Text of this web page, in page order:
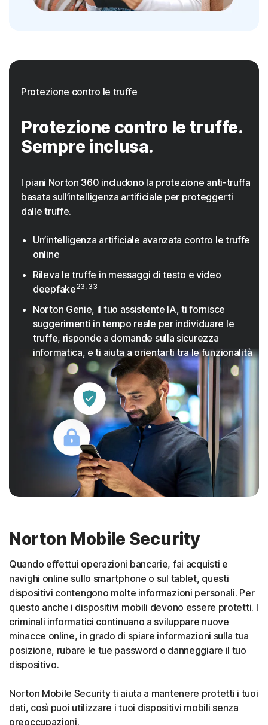
Protezione contro le truffe
Protezione contro le truffe.
Sempre inclusa.
I piani Norton 360 includono la protezione anti-truffa
basata sull’intelligenza artificiale per proteggerti
dalle truffe.
Un’intelligenza artificiale avanzata contro le truffe
online
Rileva le truffe in messaggi di testo e video
deepfake23, 33
Norton Genie, il tuo assistente IA, ti fornisce
suggerimenti in tempo reale per individuare le
truffe, risponde a domande sulla sicurezza
informatica, e ti aiuta a orientarti tra le funzionalità
Norton Mobile Security
Quando effettui operazioni bancarie, fai acquisti e
navighi online sullo smartphone o sul tablet, questi
dispositivi contengono molte informazioni personali. Per
questo anche i dispositivi mobili devono essere protetti. I
criminali informatici continuano a sviluppare nuove
minacce online, in grado di spiare informazioni sulla tua
posizione, rubare le tue password o danneggiare il tuo
dispositivo.
Norton Mobile Security ti aiuta a mantenere protetti i tuoi
dati, così puoi utilizzare i tuoi dispositivi mobili senza
preoccupazioni.